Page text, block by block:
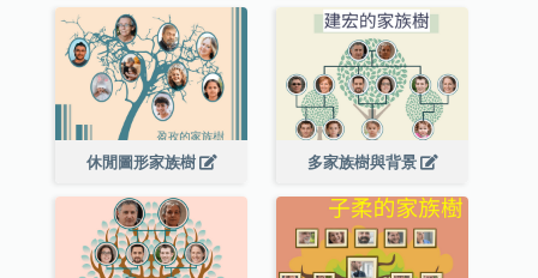
休閒圖形家族樹 多家族樹與背景